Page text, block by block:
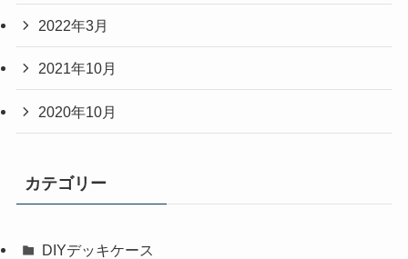
2022年3月
2021年10月
2020年10月
カテゴリー
DIYデッキケース